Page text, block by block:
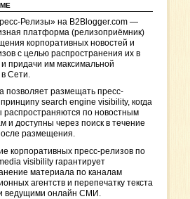
Релизы» на B2Blogger.com —
платформа (релизоприёмник)
корпоративных новостей и
с целью распространения их в
придачи им максимальной
Сети.
позволяет размещать пресс-
search engine visibility, когда
распространяются по новостным
и доступны через поиск в течение
размещения.
корпоративных пресс-релизов по
visibility гарантирует
материала по каналам
агентств и перепечатку текста
ведущими онлайн СМИ.